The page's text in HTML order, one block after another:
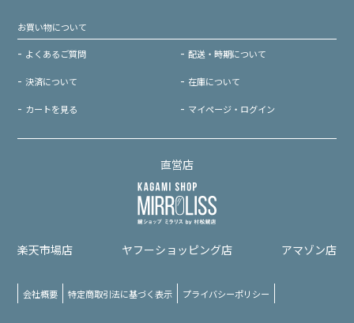
お買い物について
よくあるご質問 配送・時期について
決済について 在庫について
カートを見る マイページ・ログイン
直営店
楽天市場店 ヤフーショッピング店 アマゾン店
会社概要 特定商取引法に基づく表示 プライバシーポリシー